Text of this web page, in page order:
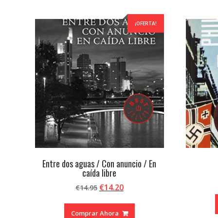
los
últimos¡OFERTA!
Entre dos aguas / Con anuncio / En
caída libre
€14.95 El
original
€14.20El
actual
Comprar Ahora